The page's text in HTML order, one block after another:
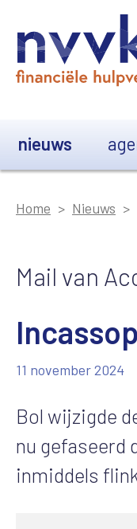
nieuws
Home Nieuws
Mail van
11 november 2024
Bol wijzigde
nu gefaseerd
inmiddels